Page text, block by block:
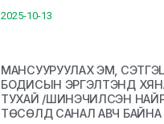
2025-10-13
МАНСУУРУУЛАХ ЭМ,
БОДИСЫН ЭРГЭЛТЭНД
ТУХАЙ /ШИНЭЧИЛСЭН
ТӨСӨЛД САНАЛ АВЧ БАЙНА